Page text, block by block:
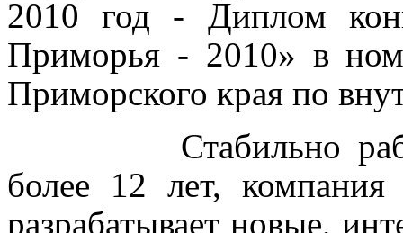
2010 год - Диплом
Приморья - 2010» в
Приморского края по
Стабильно
более 12 лет,
разрабатывает новые,